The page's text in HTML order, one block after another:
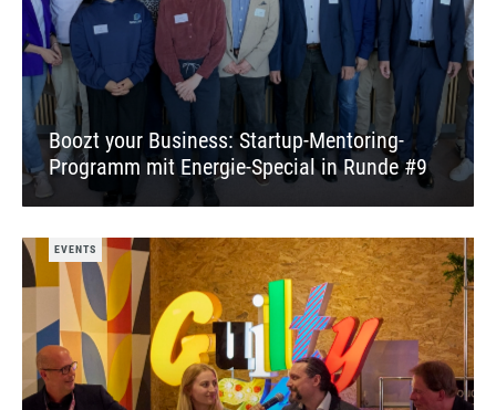
Boozt your Business: Startup-Mentoring-
Programm mit Energie-Special in Runde #9
EVENTS